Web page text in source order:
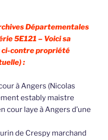
Départementales
5E121 – Voici sa
contre propriété
:
à Angers (Nicolas
estably maistre
cour laye à Angers d’une
de Crespy marchand